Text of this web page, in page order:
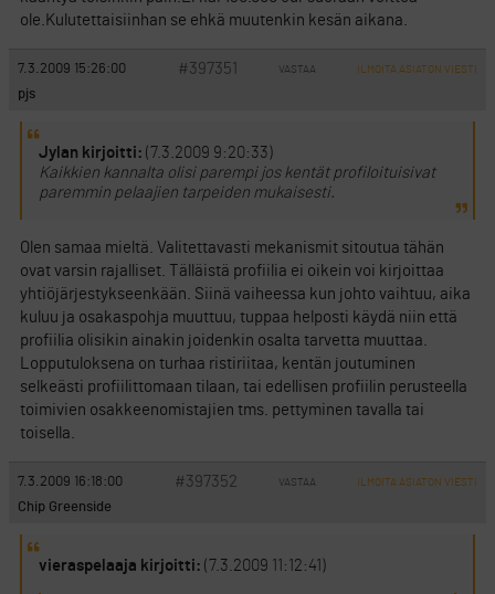
ole.Kulutettaisiinhan se ehkä muutenkin kesän aikana.
7.3.2009 15:26:00 #397351 VASTAA ILMOITA ASIATON VIESTI
pjs
Jylan kirjoitti: (7.3.2009 9:20:33)
Kaikkien kannalta olisi parempi jos kentät profiloituisivat
paremmin pelaajien tarpeiden mukaisesti.
Olen samaa mieltä. Valitettavasti mekanismit sitoutua tähän
ovat varsin rajalliset. Tälläistä profiilia ei oikein voi kirjoittaa
yhtiöjärjestykseenkään. Siinä vaiheessa kun johto vaihtuu, aika
kuluu ja osakaspohja muuttuu, tuppaa helposti käydä niin että
profiilia olisikin ainakin joidenkin osalta tarvetta muuttaa.
Lopputuloksena on turhaa ristiriitaa, kentän joutuminen
selkeästi profiilittomaan tilaan, tai edellisen profiilin perusteella
toimivien osakkeenomistajien tms. pettyminen tavalla tai
toisella.
7.3.2009 16:18:00 #397352 VASTAA ILMOITA ASIATON VIESTI
Chip Greenside
vieraspelaaja kirjoitti: (7.3.2009 11:12:41)